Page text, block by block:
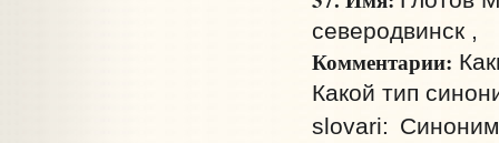
северодвинск ,
Комментарии:
Какой тип
slovari: